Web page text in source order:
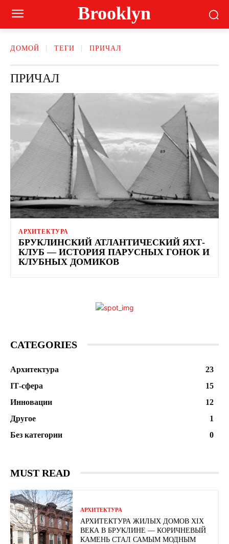
Brooklyn
ДОМОЙ ТЕГИ ПРИЧАЛ
ПРИЧАЛ
АРХИТЕКТУРА
БРУКЛИНСКИЙ АТЛАНТИЧЕСКИЙ ЯХТ-
КЛУБ — ИСТОРИЯ ПАРУСНЫХ ГОНОК И
КЛУБНЫХ ДОМИКОВ
CATEGORIES
Архитектура
23
ІТ-сфера
15
Инновации
12
Другое
1
Без категории
0
MUST READ
АРХИТЕКТУРА
АРХИТЕКТУРА ЖИЛЫХ ДОМОВ XIX
ВЕКА В БРУКЛИНЕ — КОРИЧНЕВЫЙ
КАМЕНЬ СТАЛ САМЫМ МОДНЫМ